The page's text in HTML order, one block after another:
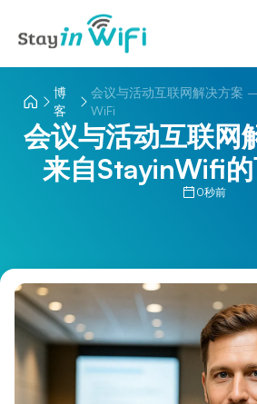
博
客
会议与活动互联网解决方案
WiFi
会议与活动互联网
来自StayinWifi
0秒前